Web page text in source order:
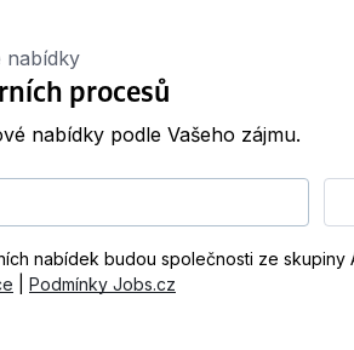
nabídky
procesů
nabídky podle Vašeho zájmu.
nabídek budou společnosti ze skupiny
Podmínky Jobs.cz